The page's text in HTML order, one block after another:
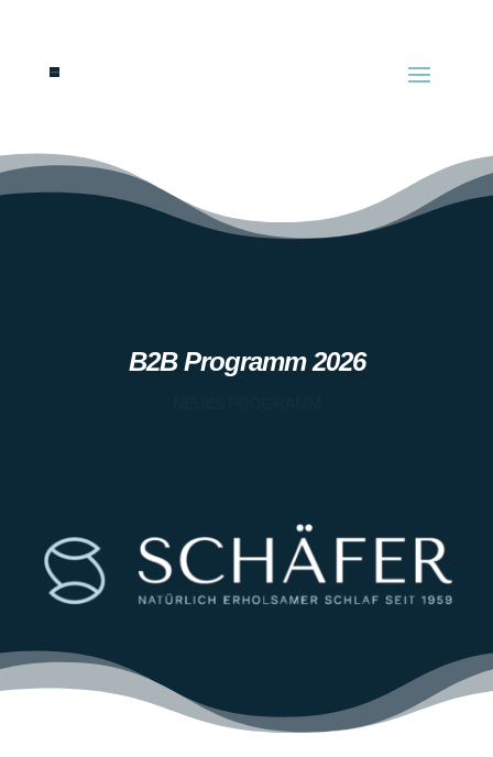
B2B Programm 2026